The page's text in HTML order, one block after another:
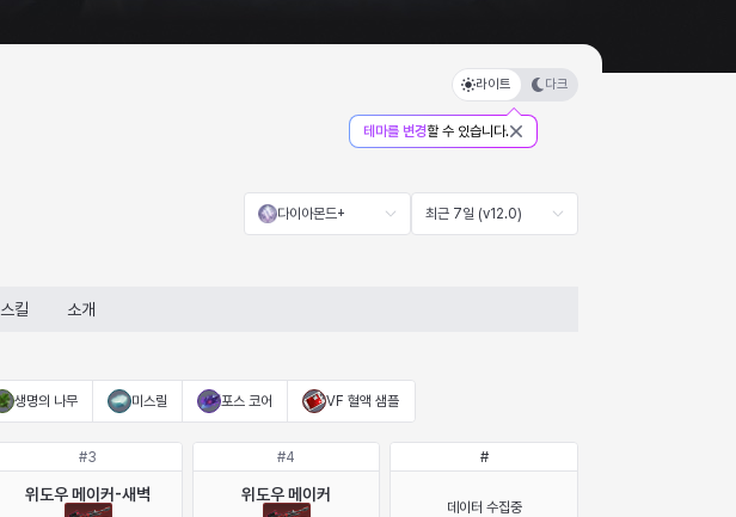
라이트 다크
테마를 변경할 수 있습니다.
다이아몬드+ 최근 7일 (v12.0)
스킬 소개
생명의 나무 미스릴 포스 코어 VF 혈액 샘플
#3
위도우 메이커-새벽
#4
위도우 메이커
#
데이터 수집중